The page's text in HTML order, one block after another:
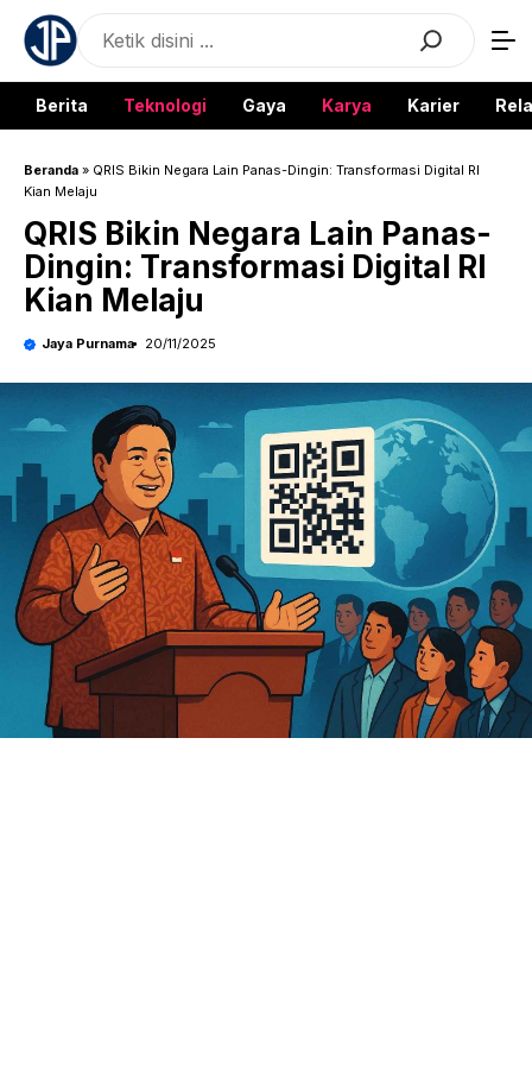
Langsung
Berita Teknologi Gaya Karya Karier
Beranda » QRIS Bikin Negara Lain Panas-Dingin: Transformasi Digital RI
Kian Melaju
QRIS Bikin Negara Lain Panas-
Dingin: Transformasi Digital RI
Kian Melaju
Jaya Purnama 20/11/2025